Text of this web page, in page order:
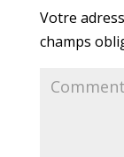
Votre
champs